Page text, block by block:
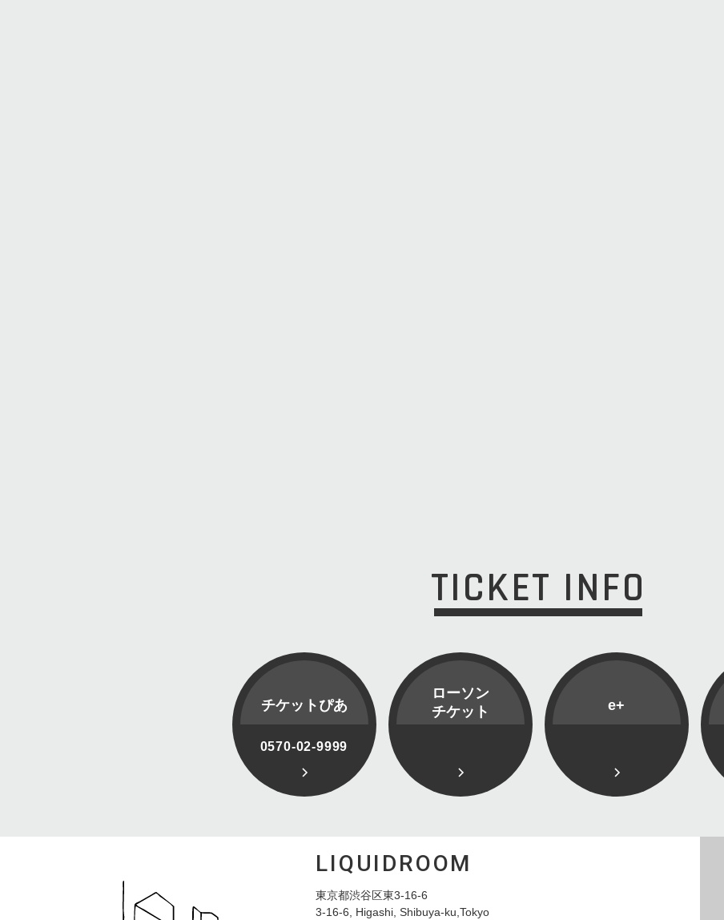
TICKET INFO
チケットぴあ
0570-02-9999
ローソン
チケット
e+
LIQUIDROOM
東京都渋谷区東3-16-6
3-16-6, Higashi, Shibuya-ku,Tokyo